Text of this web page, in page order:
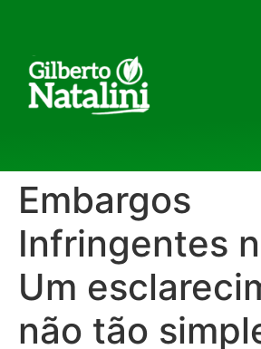
Embargos
Infringentes
Um
não tão